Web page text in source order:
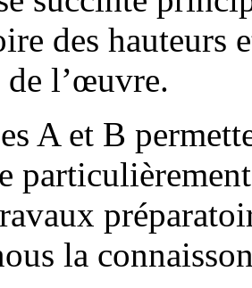
des hauteurs
de l’œuvre.
A et B
la